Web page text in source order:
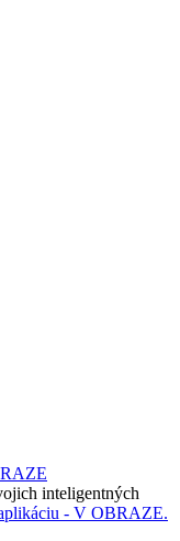
inteligentných
- V OBRAZE.